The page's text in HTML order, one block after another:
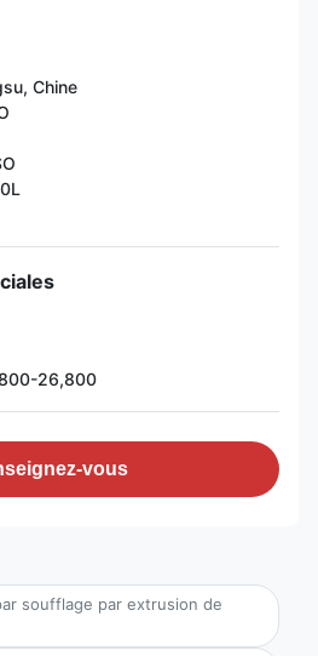
Chine
26,800
vous
soufflage par extrusion de